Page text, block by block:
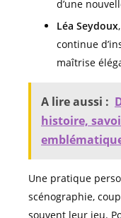
d’une
Léa Seydoux
continue
maîtrise
A lire aussi :
histoire,
Une pratique
scénographie,
souvent leur jeu.